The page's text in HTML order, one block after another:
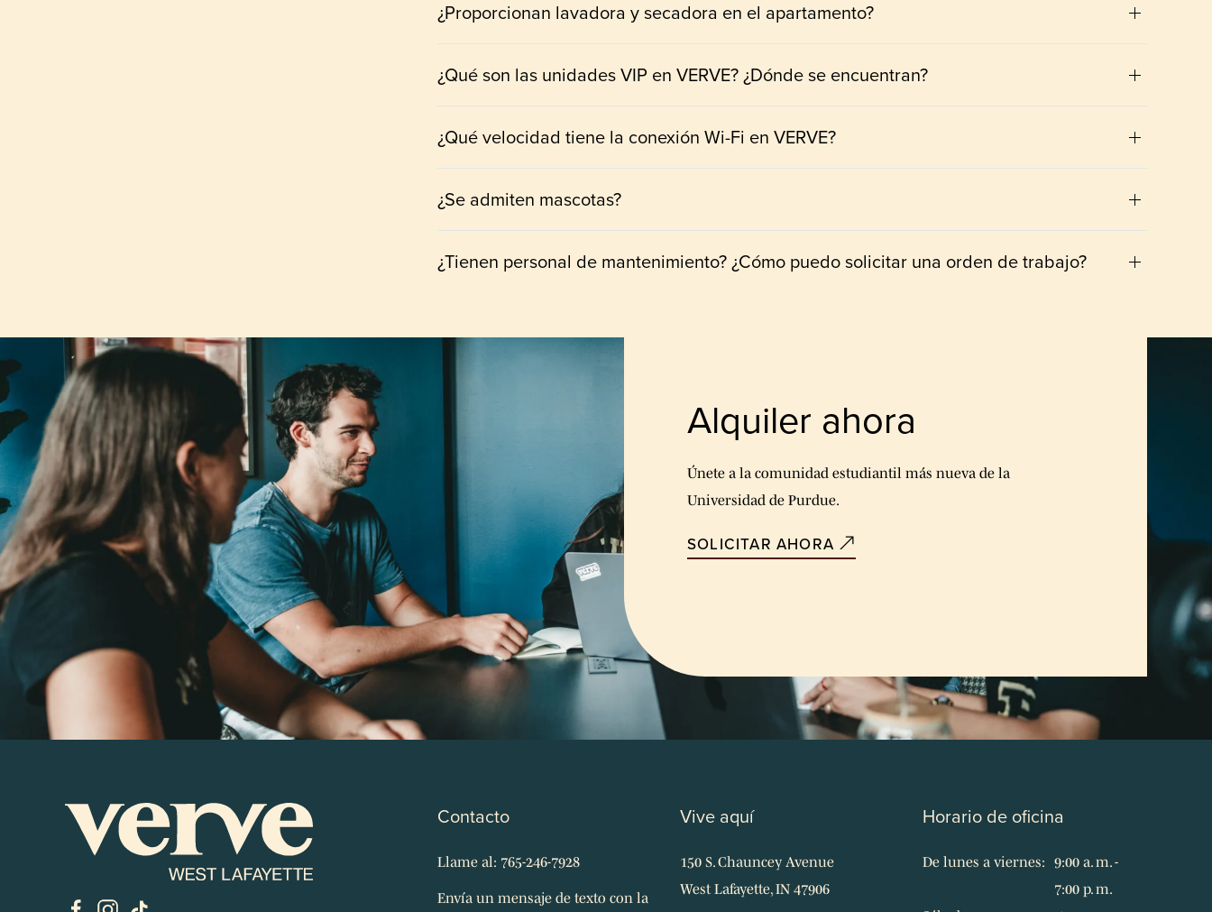
¿Proporcionan lavadora y secadora en el apartamento?
¿Qué son las unidades VIP en VERVE? ¿Dónde se encuentran?
¿Qué velocidad tiene la conexión Wi-Fi en VERVE?
¿Se admiten mascotas?
¿Tienen personal de mantenimiento? ¿Cómo puedo solicitar una orden de trabajo?
Alquiler ahora
Únete a la comunidad estudiantil más nueva de la
Universidad de Purdue.
SOLICITAR AHORA
Contacto
Llame al: 765-246-7928
Envía un mensaje de texto con la
Vive aquí
150 S. Chauncey Avenue
West Lafayette, IN 47906
Horario de oficina
De lunes a viernes:
9:00 a. m. -
7:00 p. m.